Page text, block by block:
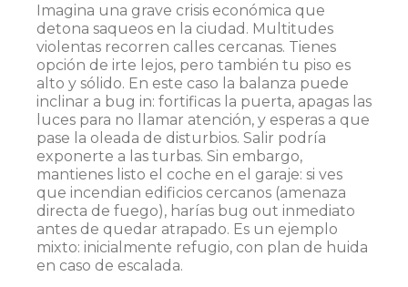
Imagina una grave crisis económica que
detona saqueos en la ciudad. Multitudes
violentas recorren calles cercanas. Tienes
opción de irte lejos, pero también tu piso es
alto y sólido. En este caso la balanza puede
inclinar a bug in: fortificas la puerta, apagas las
luces para no llamar atención, y esperas a que
pase la oleada de disturbios. Salir podría
exponerte a las turbas. Sin embargo,
mantienes listo el coche en el garaje: si ves
que incendian edificios cercanos (amenaza
directa de fuego), harías bug out inmediato
antes de quedar atrapado. Es un ejemplo
mixto: inicialmente refugio, con plan de huida
en caso de escalada.